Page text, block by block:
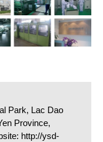
Park, Lac Dao
Province,
http://ysd-